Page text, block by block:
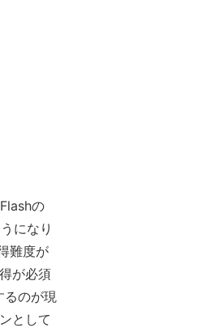
の
になり
難度が
が必須
のが現
として